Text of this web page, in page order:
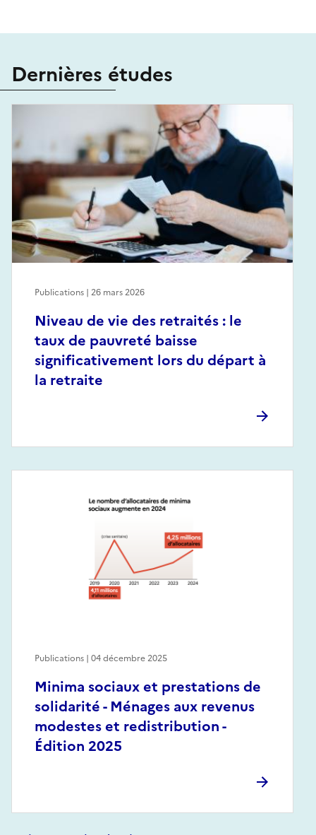
Dernières études
Niveau de vie des retraités : le
taux de pauvreté baisse
significativement lors du départ à
la retraite
Publications | 26 mars 2026
Minima sociaux et prestations de
solidarité - Ménages aux revenus
modestes et redistribution -
Édition 2025
Publications | 04 décembre 2025